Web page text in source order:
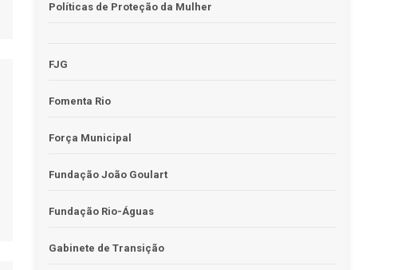
Políticas de Proteção da Mulher
FJG
Fomenta Rio
Força Municipal
Fundação João Goulart
Fundação Rio-Águas
Gabinete de Transição